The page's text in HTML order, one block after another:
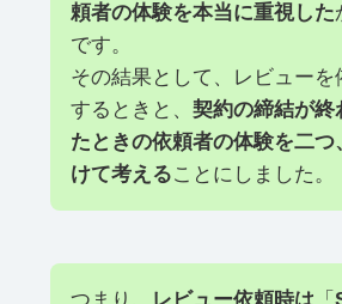
頼者の体験を本当に重視した
です。
その結果として、レビューを
するときと、 契約の締結が終
たときの依頼者の体験を二つ
けて考えることにしました。